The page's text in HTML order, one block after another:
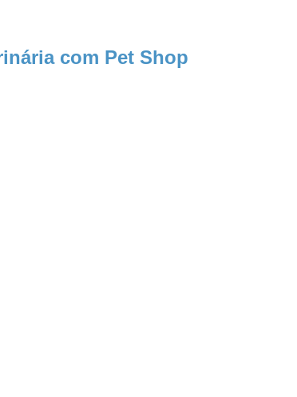
com Pet Shop